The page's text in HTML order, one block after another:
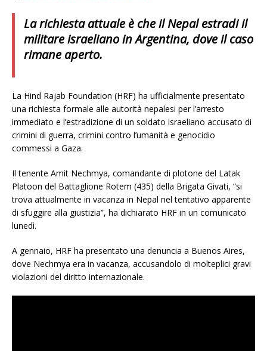
La richiesta attuale è che il Nepal estradi il
militare israeliano in Argentina, dove il caso
rimane aperto.
La Hind Rajab Foundation (HRF) ha ufficialmente presentato
una richiesta formale alle autorità nepalesi per l’arresto
immediato e l’estradizione di un soldato israeliano accusato di
crimini di guerra, crimini contro l’umanità e genocidio
commessi a Gaza.
Il tenente Amit Nechmya, comandante di plotone del Latak
Platoon del Battaglione Rotem (435) della Brigata Givati, “si
trova attualmente in vacanza in Nepal nel tentativo apparente
di sfuggire alla giustizia”, ha dichiarato HRF in un comunicato
lunedì.
A gennaio, HRF ha presentato una denuncia a Buenos Aires,
dove Nechmya era in vacanza, accusandolo di molteplici gravi
violazioni del diritto internazionale.